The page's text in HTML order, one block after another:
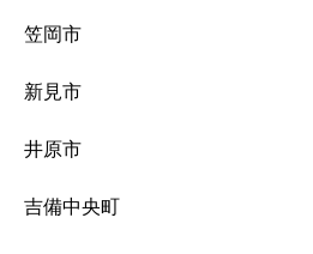
笠岡市
新見市
井原市
吉備中央町